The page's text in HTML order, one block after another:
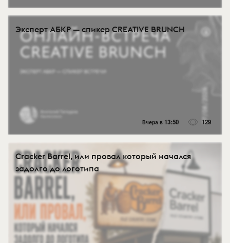
Эксперт АБКР — спикер CREATIVE BRUNCH
Вчера в 13:50 129
Cracker Barrel, или провал который начался
задолго до логотипа